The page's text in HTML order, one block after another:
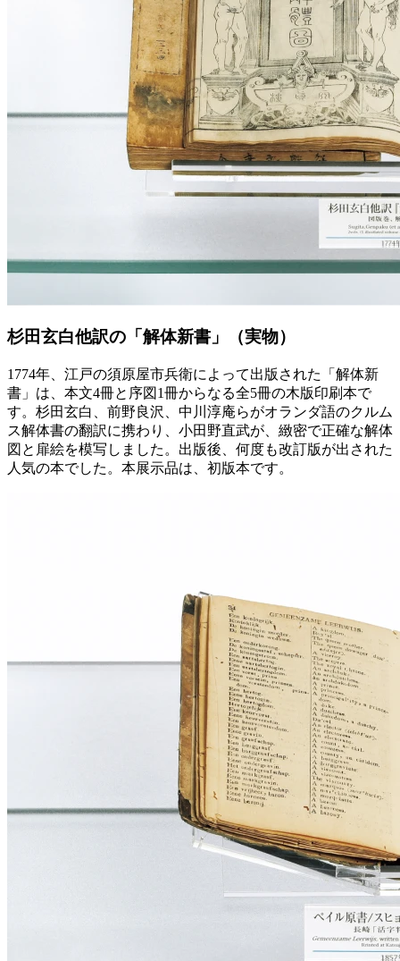
杉田玄白他訳の「解体新書」（実物）
1774年、江戸の須原屋市兵衛によって出版された「解体新
書」は、本文4冊と序図1冊からなる全5冊の木版印刷本で
す。杉田玄白、前野良沢、中川淳庵らがオランダ語のクルム
ス解体書の翻訳に携わり、小田野直武が、緻密で正確な解体
図と扉絵を模写しました。出版後、何度も改訂版が出された
人気の本でした。本展示品は、初版本です。